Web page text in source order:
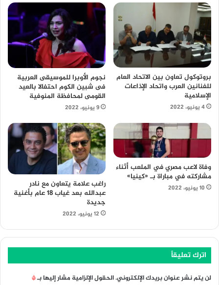
بروتوكول تعاون بين الاتحاد العام
للفنانين العرب واتحاد الإذاعات
الإسلامية
4 يونيو، 2022
نجوم الأوبرا للموسيقى العربية
فى شبين الكوم احتفالا بالعيد
القومى لمحافظة المنوفية
9 يونيو، 2022
وفاة لاعب مصري في الملعب أثناء
مشاركته في مباراة بـ «كينيا»
10 يونيو، 2022
راغب علامة يتعاون مع نادر
عبدالله بعد غياب 18 عام بأغنية
جديدة
12 يونيو، 2022
اترك تعليقاً
لن يتم نشر عنوان بريدك الإلكتروني.الحقول الإلزامية مشار إليها بـ*